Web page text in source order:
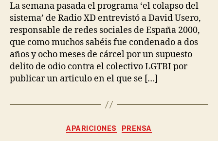
La semana pasada el programa ‘el colapso del
sistema’ de Radio XD entrevistó a David Usero,
responsable de redes sociales de España 2000,
que como muchos sabéis fue condenado a dos
años y ocho meses de cárcel por un supuesto
delito de odio contra el colectivo LGTBI por
publicar un articulo en el que se […]
APARICIONES PRENSA